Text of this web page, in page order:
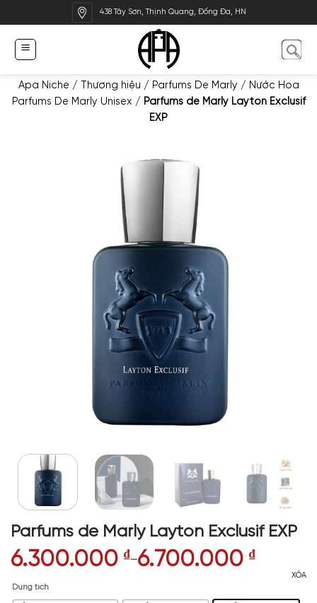
qua
dung
438 Tây Sơn, Thịnh Quang, Đống Đa, HN
Apa Niche / Thương hiệu / Parfums De Marly / Nước Hoa
Parfums De Marly Unisex / Parfums de Marly Layton Exclusif
EXP
Parfums de Marly Layton Exclusif EXP
6.300.000 ₫–6.700.000 ₫
Dung tích
XÓA